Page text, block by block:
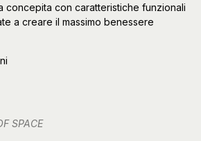
concepita con caratteristiche funzionali
a creare il massimo benessere
SPACE